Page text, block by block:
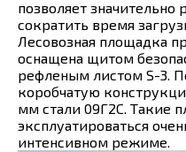
позволяет
сократить время
Лесовозная площадка
оснащена щитом
рефленым листом S-3.
коробчатую
мм стали 09Г2С. Такие
эксплуатироваться
интенсивном режиме.